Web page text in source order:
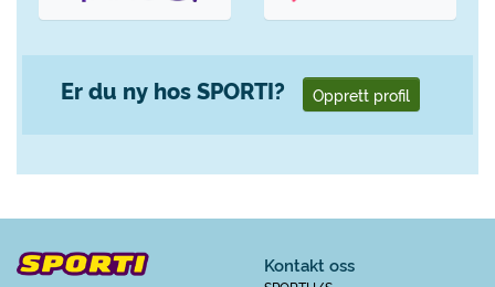
Er du ny hos SPORTI? Opprett profil
Kontakt oss